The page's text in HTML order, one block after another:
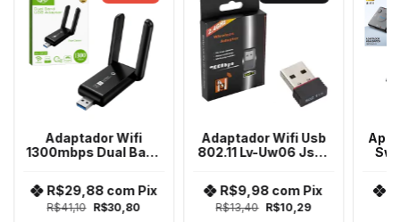
Adaptador Wifi
1300mbps Dual Band
Ka-T8189
R$41,10 R$30,80
R$29,88 com Pix
Adaptador Wifi Usb
802.11 Lv-Uw06 Jsq-
R$13,40 R$10,29
R$9,98 com Pix